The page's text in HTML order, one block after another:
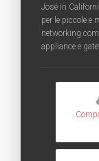
José in
per le piccole e
networking
appliance e